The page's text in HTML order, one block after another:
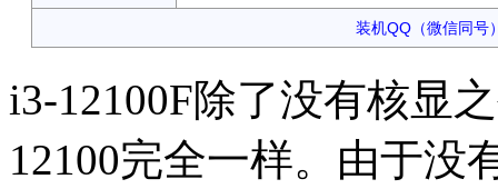
装机QQ（微信同号
i3-12100F除了没有核显
12100完全一样。由于没